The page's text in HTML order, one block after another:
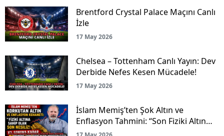
Brentford Crystal Palace Maçını Canlı
İzle
17 May 2026
Chelsea – Tottenham Canlı Yayın: Dev
Derbide Nefes Kesen Mücadele!
17 May 2026
İslam Memiş’ten Şok Altın ve
Enflasyon Tahmini: “Son Fiziki Altın
Nesliyiz!”